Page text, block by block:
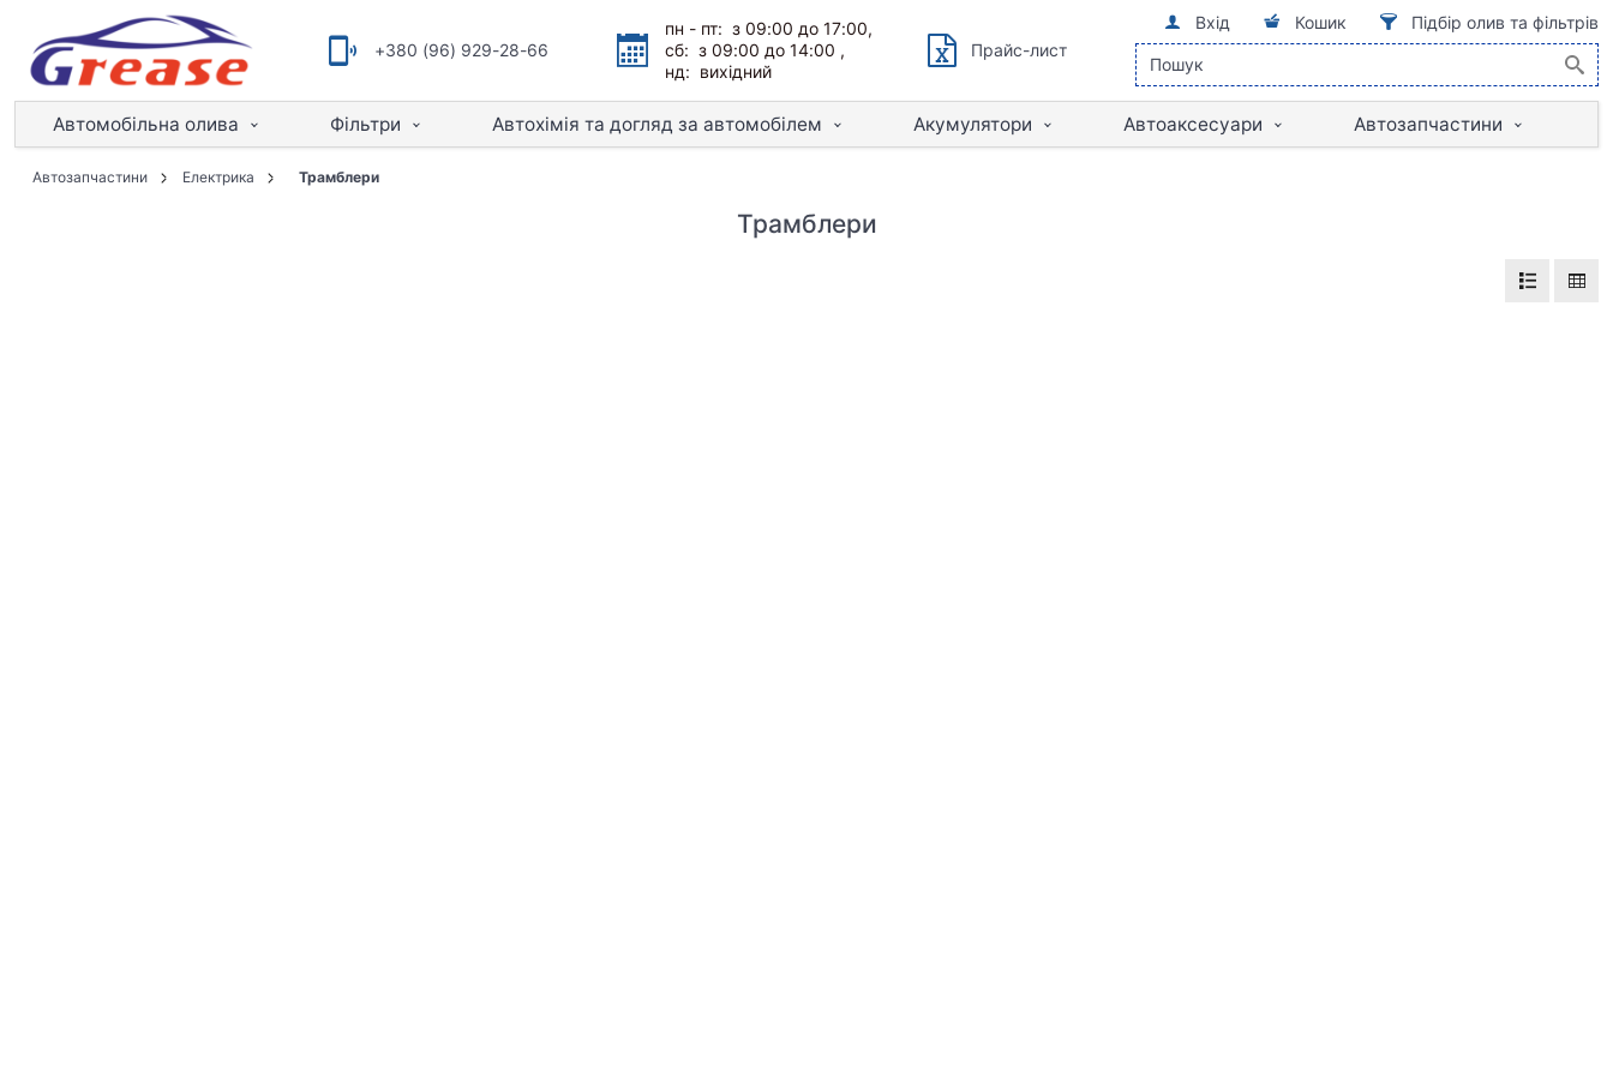
+380 (96) 929-28-66
пн - пт: з 09:00 до 17:00,
сб: з 09:00 до 14:00 ,
нд: вихідний
Прайс-лист
Вхід Кошик Підбір олив та фільтрів
Автомобільна олива Фільтри Автохімія та догляд за автомобілем Акумулятори Автоаксесуари Автозапчастини
Автозапчастини Електрика Трамблери
Трамблери